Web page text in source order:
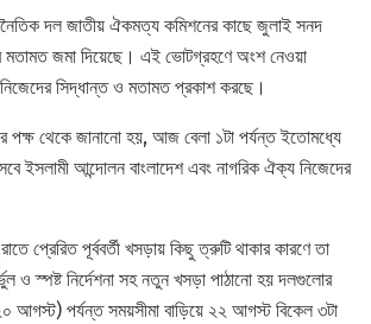
দল জাতীয় ঐকমত্য কমিশনের কাছে জুলাই সনদ
মতামত জমা দিয়েছে। এই ভোটগ্রহণে অংশ নেওয়া
সিদ্ধান্ত ও মতামত প্রকাশ করছে।
পক্ষ থেকে জানানো হয়, আজ বেলা ১টা পর্যন্ত ইতোমধ্যে
ইসলামী আন্দোলন বাংলাদেশ এবং নাগরিক ঐক্য নিজেদের
প্রেরিত পূর্ববর্তী খসড়ায় কিছু ত্রুটি থাকার কারণে তা
ও স্পষ্ট নির্দেশনা সহ নতুন খসড়া পাঠানো হয় দলগুলোর
আগস্ট) পর্যন্ত সময়সীমা বাড়িয়ে ২২ আগস্ট বিকেল ৩টা